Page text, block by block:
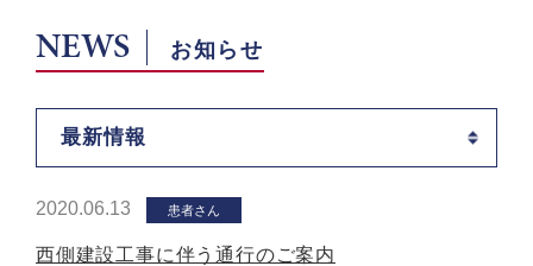
NEWS お知らせ
最新情報
2020.06.13 患者さん
西側建設工事に伴う通行のご案内